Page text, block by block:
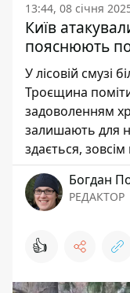
13:44, 08 січня
Київ
пояснюють
У лісовій смузі
Троєщина
задоволенням
залишають для
здається,
Богдан
РЕДАКТОР
👍